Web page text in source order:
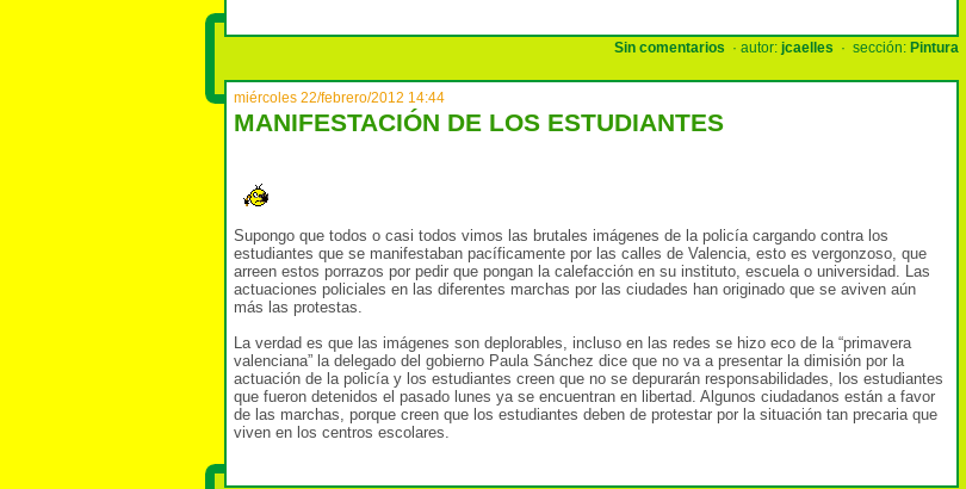
Sin comentarios · autor: jcaelles · sección: Pintura
miércoles 22/febrero/2012 14:44
MANIFESTACIÓN DE LOS ESTUDIANTES
Supongo que todos o casi todos vimos las brutales imágenes de la policía cargando contra los
estudiantes que se manifestaban pacíficamente por las calles de Valencia, esto es vergonzoso, que
arreen estos porrazos por pedir que pongan la calefacción en su instituto, escuela o universidad. Las
actuaciones policiales en las diferentes marchas por las ciudades han originado que se aviven aún
más las protestas.
La verdad es que las imágenes son deplorables, incluso en las redes se hizo eco de la “primavera
valenciana” la delegado del gobierno Paula Sánchez dice que no va a presentar la dimisión por la
actuación de la policía y los estudiantes creen que no se depurarán responsabilidades, los estudiantes
que fueron detenidos el pasado lunes ya se encuentran en libertad. Algunos ciudadanos están a favor
de las marchas, porque creen que los estudiantes deben de protestar por la situación tan precaria que
viven en los centros escolares.